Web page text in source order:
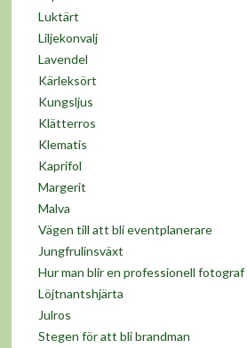
Luktärt
Liljekonvalj
Lavendel
Kärleksört
Kungsljus
Klätterros
Klematis
Kaprifol
Margerit
Malva
Vägen till att bli eventplanerare
Jungfrulinsväxt
Hur man blir en professionell fotograf
Löjtnantshjärta
Julros
Stegen för att bli brandman